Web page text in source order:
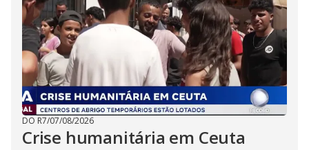
DO R7/07/08/2026
Crise humanitária em Ceuta